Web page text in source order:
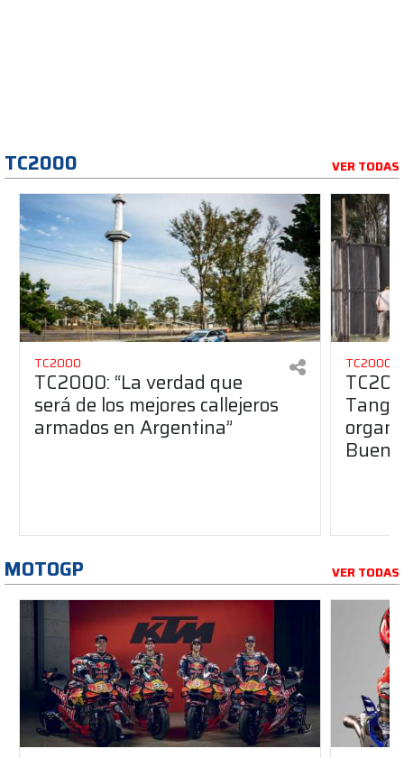
TC2000 VER TODAS
TC2000
TC2000: “La verdad que
será de los mejores callejeros
armados en Argentina”
TC2000
MOTOGP VER TODAS